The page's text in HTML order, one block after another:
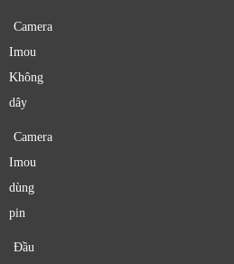
Camera
Imou
Không
dây
Camera
Imou
dùng
pin
Đầu